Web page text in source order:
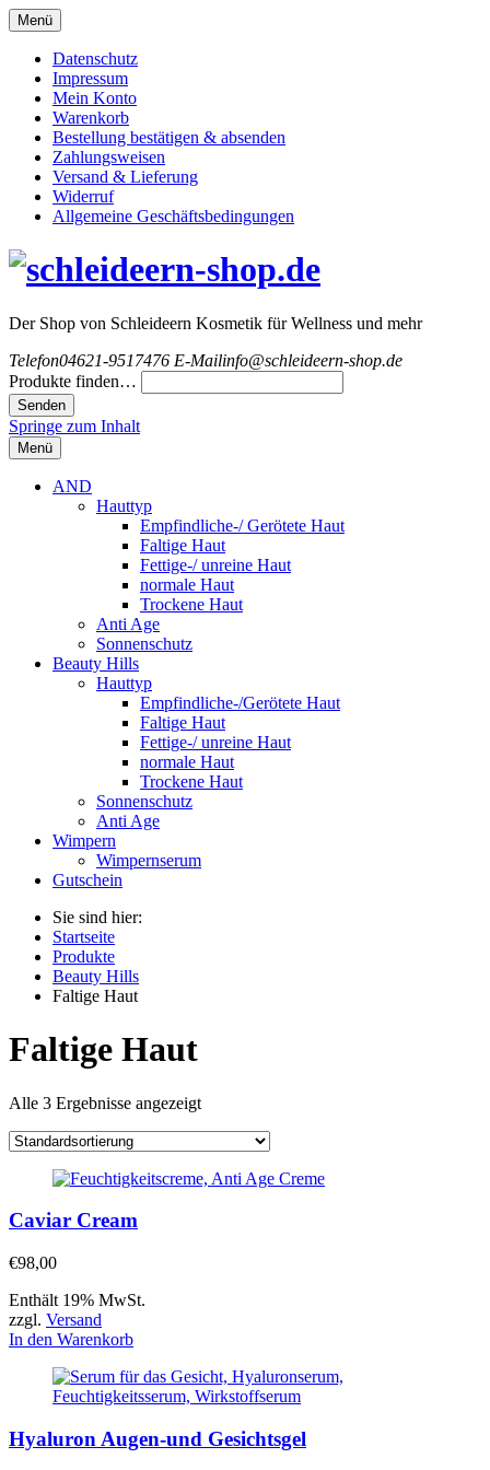
Menü
Datenschutz
Impressum
Mein Konto
Warenkorb
Bestellung bestätigen & absenden
Zahlungsweisen
Versand & Lieferung
Widerruf
Allgemeine Geschäftsbedingungen
Der Shop von Schleideern Kosmetik für Wellness und mehr
Telefon04621-9517476 E-Mailinfo@schleideern-shop.de
Produkte finden…
Springe zum Inhalt
Menü
AND
Hauttyp
Empfindliche-/ Gerötete Haut
Faltige Haut
Fettige-/ unreine Haut
normale Haut
Trockene Haut
Anti Age
Sonnenschutz
Beauty Hills
Hauttyp
Empfindliche-/Gerötete Haut
Faltige Haut
Fettige-/ unreine Haut
normale Haut
Trockene Haut
Sonnenschutz
Anti Age
Wimpern
Wimpernserum
Gutschein
Sie sind hier:
Startseite
Produkte
Beauty Hills
Faltige Haut
Faltige Haut
Alle 3 Ergebnisse angezeigt
Caviar Cream
€98,00
Enthält 19% MwSt.
zzgl. Versand
In den Warenkorb
Hyaluron Augen-und Gesichtsgel